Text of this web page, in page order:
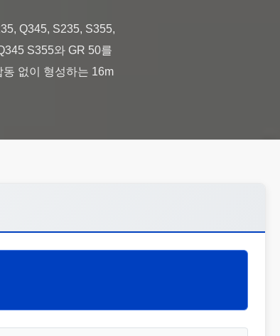
Q345, S235, S355,
S355와 GR 50를
없이 형성하는 16m